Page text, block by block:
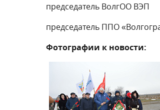
председатель ВолгОО ВЭП
председатель ППО
Фотографии к новости: